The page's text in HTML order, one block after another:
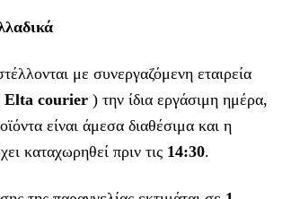
με συνεργαζόμενη εταιρεία
Elta courier ) την ίδια εργάσιμη ημέρα,
είναι άμεσα διαθέσιμα και η
καταχωρηθεί πριν τις 14:30.